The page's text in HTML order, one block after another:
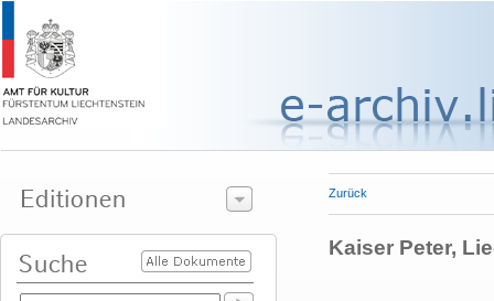
Zurück
Kaiser Peter,